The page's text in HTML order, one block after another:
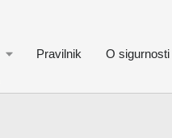
Pravilnik O sigurnosti